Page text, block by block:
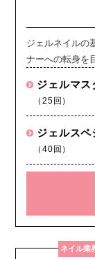
ジェルネイルの
ナーへの転身を
ジェルマス
（25回）
ジェルスペ
（40回）
ネイル業